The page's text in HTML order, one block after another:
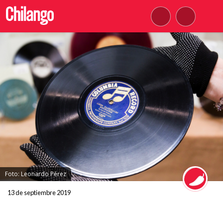
Foto: Leonardo Pérez
13 de septiembre 2019